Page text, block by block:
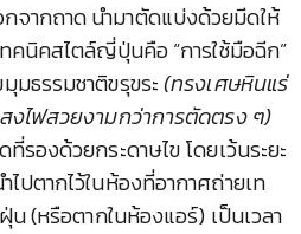
จากถาด นำมาตัดแบ่งด้วยมีดให้
คนิคสไตล์ญี่ปุ่นคือ “การใช้มือฉีก”
มธรรมชาติขรุขระ(ทรงเศษหินแร่
งไฟสวยงามกว่าการตัดตรง ๆ)
รองด้วยกระดาษไข โดยเว้นระยะ
ไปตากไว้ในห้องที่อากาศถ่ายเท
(หรือตากในห้องแอร์) เป็นเวลา